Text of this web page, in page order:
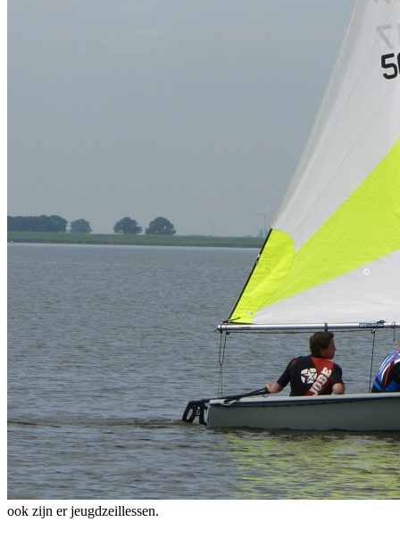
ook zijn er jeugdzeillessen.